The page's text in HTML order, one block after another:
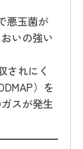
悪玉菌が
いの強い
されにく
）を
スが発生